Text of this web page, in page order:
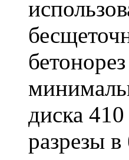
диска
разрезы